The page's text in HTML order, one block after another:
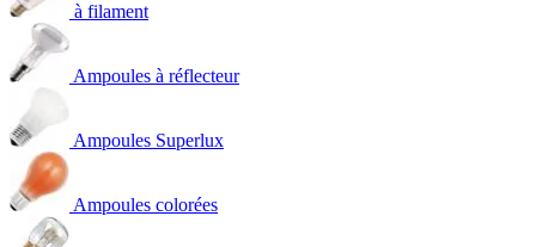
à filament
Ampoules à réflecteur
Ampoules Superlux
Ampoules colorées